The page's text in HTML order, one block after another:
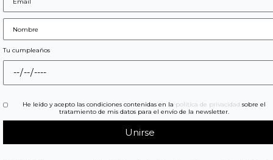
Tu cumpleaños
He leído y acepto las condiciones contenidas en la política de privacidad sobre el
tratamiento de mis datos para el envío de la newsletter.